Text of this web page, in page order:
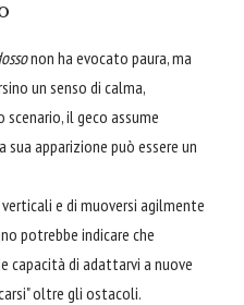
non ha evocato paura, ma
un senso di calma,
il geco assume
apparizione può essere un
e di muoversi agilmente
potrebbe indicare che
capacità di adattarvi a nuove
oltre gli ostacoli.